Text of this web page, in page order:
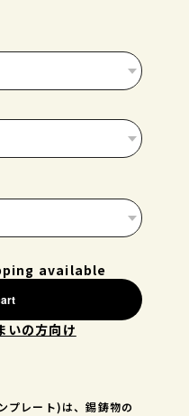
available
いの方向け
レート)は、錫鋳物の